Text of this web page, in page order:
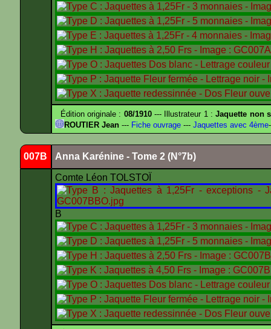
Édition originale : 08/1910--- Illustrateur 1 :Jaquette non
ROUTIER Jean --- Fiche ouvrage --- Jaquettes avec 4ème
007B Anna Karénine - Tome 2 (N°7b)
Comte Léon TOLSTOÏ
B